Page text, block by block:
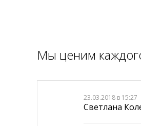
Мы ценим
23.03.2018 в 15:27
Светлана